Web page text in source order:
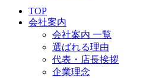
TOP
会社案内
会社案内 一覧
選ばれる理由
代表・店長挨拶
企業理念